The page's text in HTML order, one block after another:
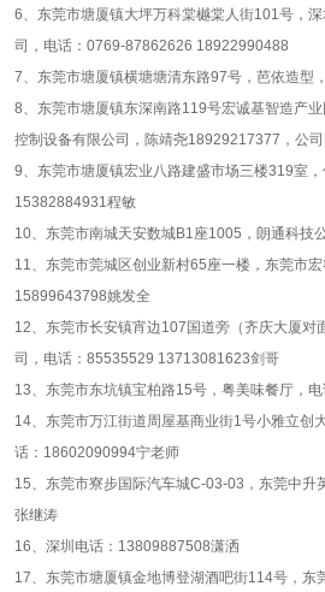
6、东莞市塘厦镇大坪万科棠樾棠人街101号，
司，电话：0769-87862626 18922990488
7、东莞市塘厦镇横塘塘清东路97号，芭依造型
8、东莞市塘厦镇东深南路119号宏诚基智造产
控制设备有限公司，陈靖尧18929217377，公
9、东莞市塘厦镇宏业八路建盛市场三楼319室，
15382884931程敏
10、东莞市南城天安数城B1座1005，朗通科技
11、东莞市莞城区创业新村65座一楼，东莞市
15899643798姚发全
12、东莞市长安镇宵边107国道旁（齐庆大厦对
司，电话：85535529 13713081623剑哥
13、东莞市东坑镇宝柏路15号，粤美味餐厅，
14、东莞市万江街道周屋基商业街1号小雅立创
话：18602090994宁老师
15、东莞市寮步国际汽车城C-03-03，东莞中
张继涛
16、深圳电话：13809887508潇洒
17、东莞市塘厦镇金地博登湖酒吧街114号，东